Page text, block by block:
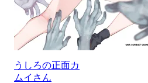
うしろの正面カ
ムイさん